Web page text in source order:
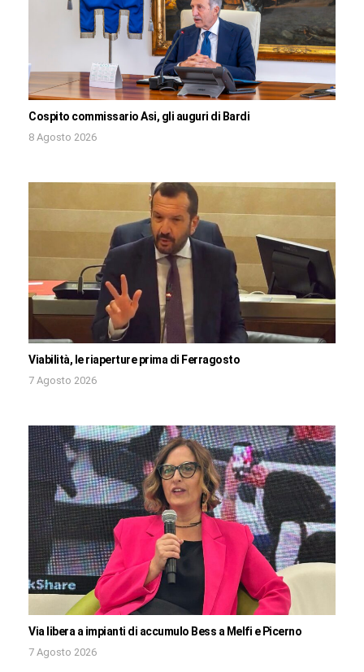
Cospito commissario Asi, gli auguri di Bardi
8 Agosto 2026
Viabilità, le riaperture prima di Ferragosto
7 Agosto 2026
Via libera a impianti di accumulo Bess a Melfi e Picerno
7 Agosto 2026